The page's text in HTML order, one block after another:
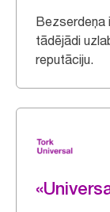
Bezserdeņa
tādējādi
reputāciju.